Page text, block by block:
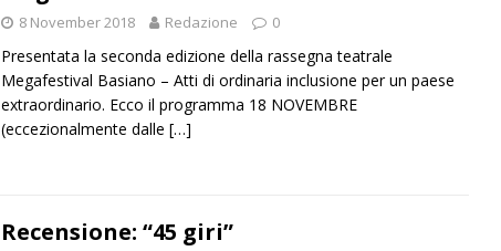
8 November 2018 Redazione 0
Presentata la seconda edizione della rassegna teatrale
Megafestival Basiano – Atti di ordinaria inclusione per un paese
extraordinario. Ecco il programma 18 NOVEMBRE
(eccezionalmente dalle […]
Recensione: “45 giri”